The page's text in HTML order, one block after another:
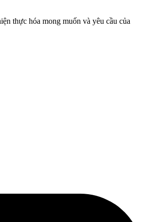
thực hóa mong muốn và yêu cầu của